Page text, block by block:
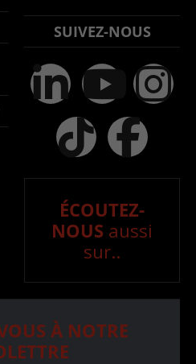
SUIVEZ-NOUS
ÉCOUTEZ-
NOUS aussi
sur..
À NOTRE